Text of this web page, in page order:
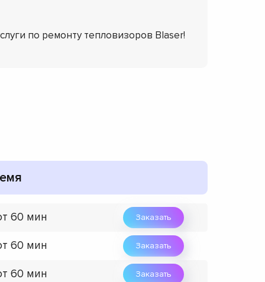
по ремонту тепловизоров Blaser!
60 мин Заказать
60 мин Заказать
60 мин Заказать